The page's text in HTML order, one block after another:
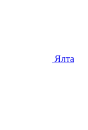
Ялта